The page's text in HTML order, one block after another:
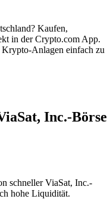
Kaufen,
in der Crypto.com App.
Anlagen einfach zu
Inc.-Börse
schneller ViaSat, Inc.-
hohe Liquidität.